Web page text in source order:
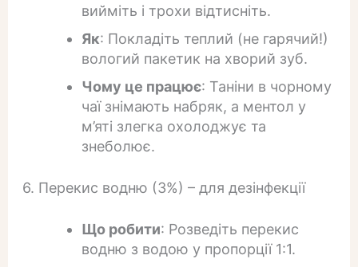
вийміть і трохи відтисніть.
Як: Покладіть теплий (не гарячий!)
вологий пакетик на хворий зуб.
Чому це працює: Таніни в чорному
чаї знімають набряк, а ментол у
м’яті злегка охолоджує та
знеболює.
6. Перекис водню (3%) – для дезінфекції
Що робити: Розведіть перекис
водню з водою у пропорції 1:1.